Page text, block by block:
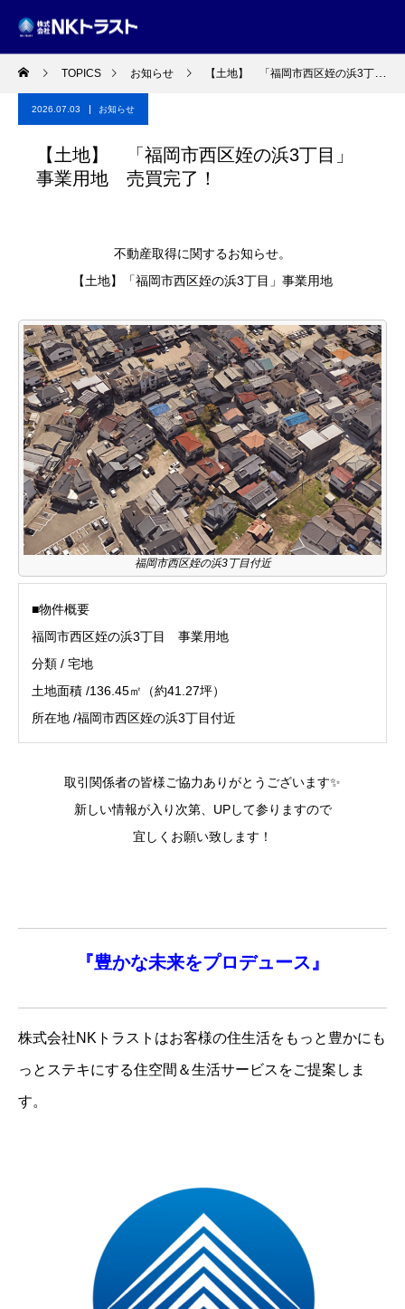
TOPICS お知らせ 【土地】 「福岡市西区姪の浜3丁目」事業用地 売買完了！
2026.07.03 お知らせ
【土地】 「福岡市西区姪の浜3丁目」
事業用地 売買完了！
不動産取得に関するお知らせ。
【土地】「福岡市西区姪の浜3丁目」事業用地
福岡市西区姪の浜3丁目付近
■物件概要
福岡市西区姪の浜3丁目 事業用地
分類 / 宅地
土地面積 /136.45㎡（約41.27坪）
所在地 /福岡市西区姪の浜3丁目付近
取引関係者の皆様ご協力ありがとうございます✨
新しい情報が入り次第、UPして参りますので
宜しくお願い致します！
『豊かな未来をプロデュース』
株式会社NKトラストはお客様の住生活をもっと豊かにも
っとステキにする住空間＆生活サービスをご提案しま
す。